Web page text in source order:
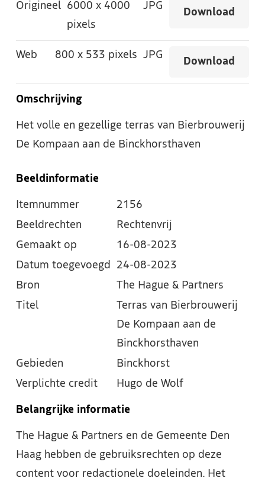
Origineel 6000 x 4000
pixels
JPG
Download
Web 800 x 533 pixels JPG
Download
Omschrijving
Het volle en gezellige terras van Bierbrouwerij
De Kompaan aan de Binckhorsthaven
Beeldinformatie
Itemnummer
2156
Beeldrechten
Rechtenvrij
Gemaakt op
16-08-2023
Datum toegevoegd
24-08-2023
Bron
The Hague & Partners
Titel
Terras van Bierbrouwerij
De Kompaan aan de
Binckhorsthaven
Gebieden
Binckhorst
Verplichte credit
Hugo de Wolf
Belangrijke informatie
The Hague & Partners en de Gemeente Den
Haag hebben de gebruiksrechten op deze
content voor redactionele doeleinden. Het